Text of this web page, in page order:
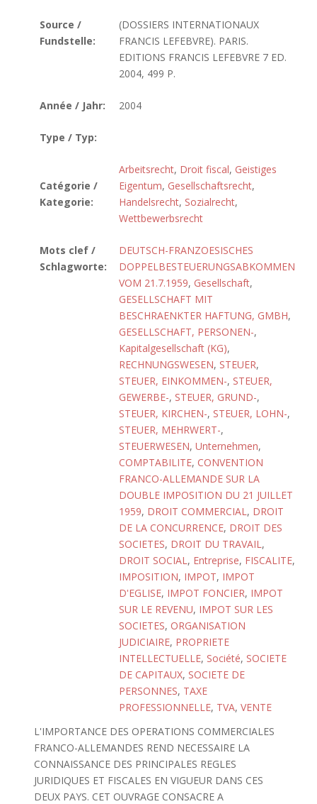
Source /
Fundstelle:
(DOSSIERS INTERNATIONAUX
FRANCIS LEFEBVRE). PARIS.
EDITIONS FRANCIS LEFEBVRE 7 ED.
2004, 499 P.
Année / Jahr: 2004
Type / Typ:
Catégorie /
Kategorie:
Arbeitsrecht, Droit fiscal, Geistiges
Eigentum, Gesellschaftsrecht,
Handelsrecht, Sozialrecht,
Wettbewerbsrecht
Mots clef /
Schlagworte:
DEUTSCH-FRANZOESISCHES
DOPPELBESTEUERUNGSABKOMMEN
VOM 21.7.1959, Gesellschaft,
GESELLSCHAFT MIT
BESCHRAENKTER HAFTUNG, GMBH,
GESELLSCHAFT, PERSONEN-,
Kapitalgesellschaft (KG),
RECHNUNGSWESEN, STEUER,
STEUER, EINKOMMEN-, STEUER,
GEWERBE-, STEUER, GRUND-,
STEUER, KIRCHEN-, STEUER, LOHN-,
STEUER, MEHRWERT-,
STEUERWESEN, Unternehmen,
COMPTABILITE, CONVENTION
FRANCO-ALLEMANDE SUR LA
DOUBLE IMPOSITION DU 21 JUILLET
1959, DROIT COMMERCIAL, DROIT
DE LA CONCURRENCE, DROIT DES
SOCIETES, DROIT DU TRAVAIL,
DROIT SOCIAL, Entreprise, FISCALITE,
IMPOSITION, IMPOT, IMPOT
D'EGLISE, IMPOT FONCIER, IMPOT
SUR LE REVENU, IMPOT SUR LES
SOCIETES, ORGANISATION
JUDICIAIRE, PROPRIETE
INTELLECTUELLE, Société, SOCIETE
DE CAPITAUX, SOCIETE DE
PERSONNES, TAXE
PROFESSIONNELLE, TVA, VENTE
L'IMPORTANCE DES OPERATIONS COMMERCIALES
FRANCO-ALLEMANDES REND NECESSAIRE LA
CONNAISSANCE DES PRINCIPALES REGLES
JURIDIQUES ET FISCALES EN VIGUEUR DANS CES
DEUX PAYS. CET OUVRAGE CONSACRE A